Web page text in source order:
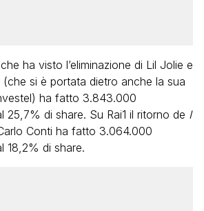
ha visto l’eliminazione di Lil Jolie e
si è portata dietro anche la sua
ha fatto 3.843.000
25,7% di share. Su Rai1 il ritorno de I
Conti ha fatto 3.064.000
18,2% di share.